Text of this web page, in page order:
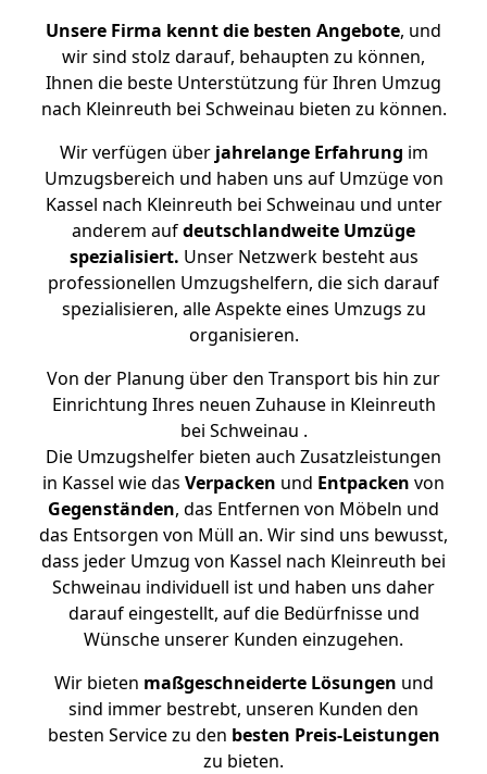
Unsere Firma kennt die besten Angebote, und
wir sind stolz darauf, behaupten zu können,
Ihnen die beste Unterstützung für Ihren Umzug
nach Kleinreuth bei Schweinau bieten zu können.
Wir verfügen überjahrelange Erfahrung im
Umzugsbereich und haben uns auf Umzüge von
Kassel nach Kleinreuth bei Schweinau und unter
anderem aufdeutschlandweite Umzüge
spezialisiert. Unser Netzwerk besteht aus
professionellen Umzugshelfern, die sich darauf
spezialisieren, alle Aspekte eines Umzugs zu
organisieren.
Von der Planung über den Transport bis hin zur
Einrichtung Ihres neuen Zuhause in Kleinreuth
bei Schweinau .
Die Umzugshelfer bieten auch Zusatzleistungen
in Kassel wie das Verpacken und Entpacken von
Gegenständen, das Entfernen von Möbeln und
das Entsorgen von Müll an. Wir sind uns bewusst,
dass jeder Umzug von Kassel nach Kleinreuth bei
Schweinau individuell ist und haben uns daher
darauf eingestellt, auf die Bedürfnisse und
Wünsche unserer Kunden einzugehen.
Wir bieten maßgeschneiderte Lösungen und
sind immer bestrebt, unseren Kunden den
besten Service zu den besten Preis-Leistungen
zu bieten.